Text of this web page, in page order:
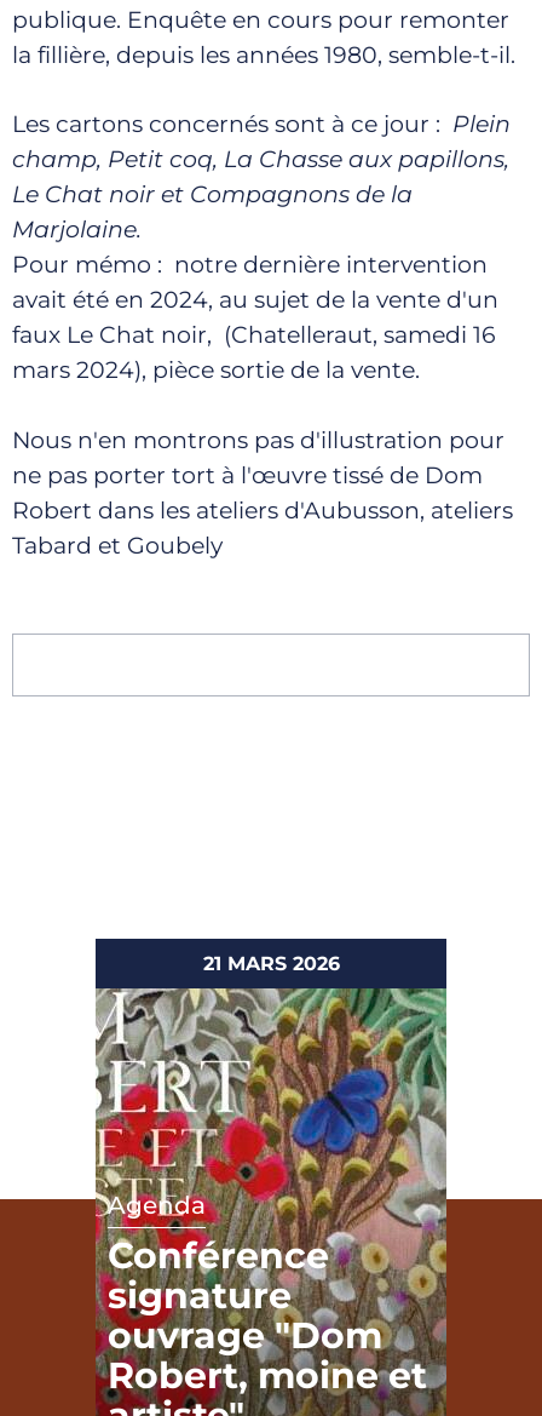
publique. Enquête en cours pour remonter
la fillière, depuis les années 1980, semble-t-il.
Les cartons concernés sont à ce jour : Plein
champ, Petit coq, La Chasse aux papillons,
Le Chat noir et Compagnons de la
Marjolaine.
Pour mémo : notre dernière intervention
avait été en 2024, au sujet de la vente d'un
faux Le Chat noir, (Chatelleraut, samedi 16
mars 2024), pièce sortie de la vente.
Nous n'en montrons pas d'illustration pour
ne pas porter tort à l'œuvre tissé de Dom
Robert dans les ateliers d'Aubusson, ateliers
Tabard et Goubely
21 MARS 2026
Agenda
Conférence
signature
ouvrage "Dom
Robert, moine et